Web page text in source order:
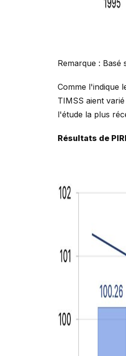
Remarque :
Comme l'indique
TIMSS aient
l'étude la plus
Résultats de